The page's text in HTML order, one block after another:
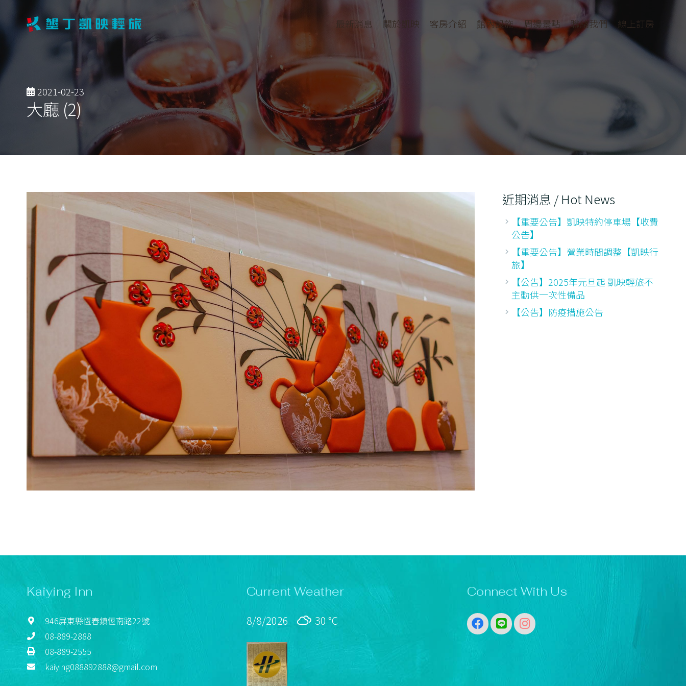
最新消息 關於凱映 客房介紹 館內設施 周邊景點 聯絡我們 線上訂房
2021-02-23
大廳 (2)
近期消息 / Hot News
【重要公告】凱映特約停車場【收費
公告】
【重要公告】營業時間調整【凱映行
旅】
【公告】2025年元旦起 凱映輕旅不
主動供一次性備品
【公告】防疫措施公告
Kaiying Inn
946屏東縣恆春鎮恆南路22號
08-889-2888
08-889-2555
kaiying088892888@gmail.com
Current Weather
8/8/2026 30 °C
Connect With Us